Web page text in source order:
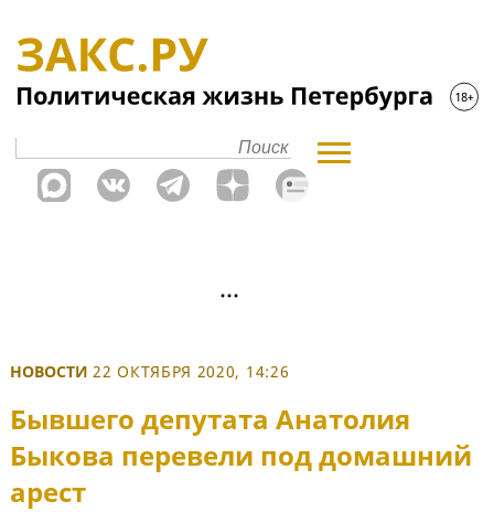
НОВОСТИ 22 ОКТЯБРЯ 2020, 14:26
Бывшего депутата Анатолия
Быкова перевели под домашний
арест